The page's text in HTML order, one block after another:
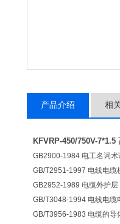
产品介绍 相
KFVRP-450/750V-7*1.5
GB2900-1984 电工名词术
GB/T2951-1997 电线电缆
GB2952-1989 电缆外护层
GB/T3048-1994 电线电缆
GB/T3956-1983 电缆的导